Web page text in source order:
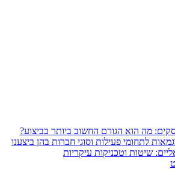
מה הוא הגורם החשוב ביותר בביצוע?
לתחומי פעילות וסוגי חברות בהן ביצענו
שיטות וטכניקות עיקריות